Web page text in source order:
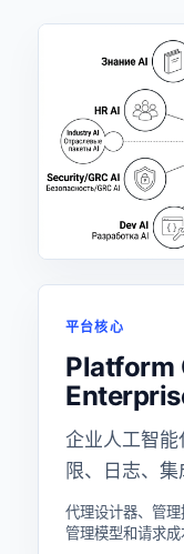
平台核心
Platform
企业人工智能
限、日志、集
代理设计器、管理
管理模型和请求成